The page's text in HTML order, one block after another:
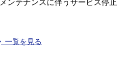
一覧を見る